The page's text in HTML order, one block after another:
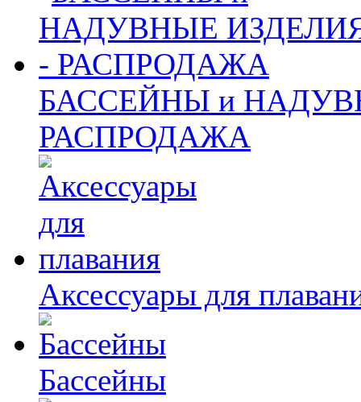
БАССЕЙНЫ и
РАСПРОДАЖА
Аксессуары для
Бассейны